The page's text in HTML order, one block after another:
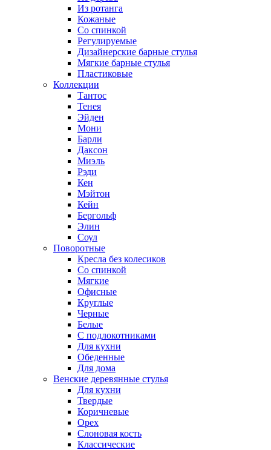
Из ротанга
Кожаные
Со спинкой
Регулируемые
Дизайнерские барные стулья
Мягкие барные стулья
Пластиковые
Коллекции
Тантос
Тенея
Эйден
Мони
Барли
Даксон
Миэль
Рэди
Кен
Мэйтон
Кейн
Бергольф
Элин
Соул
Поворотные
Кресла без колесиков
Со спинкой
Мягкие
Офисные
Круглые
Черные
Белые
С подлокотниками
Для кухни
Обеденные
Для дома
Венские деревянные стулья
Для кухни
Твердые
Коричневые
Орех
Слоновая кость
Классические